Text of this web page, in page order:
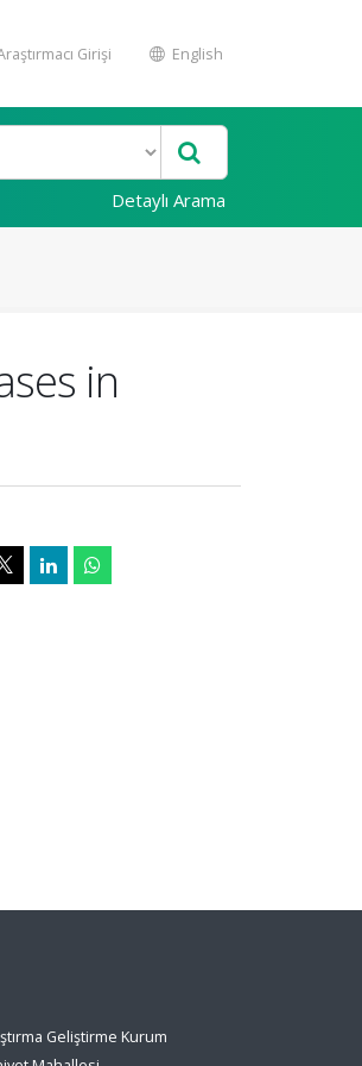
Girişi English
Detaylı Arama
in
Geliştirme Kurum